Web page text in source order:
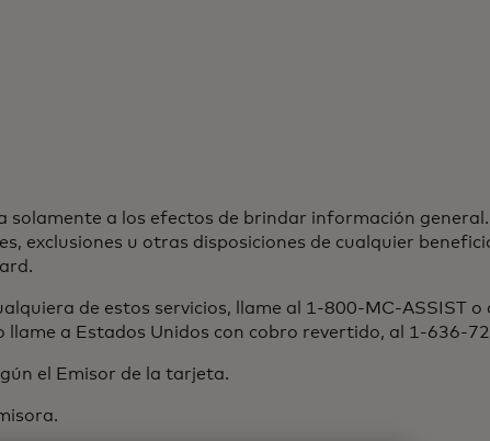
a los efectos de brindar información
exclusiones u otras disposiciones de cualquier
de estos servicios, llame al 1-800-MC-ASSIST o
llame a Estados Unidos con cobro revertido, al 1-636-
el Emisor de la tarjeta.